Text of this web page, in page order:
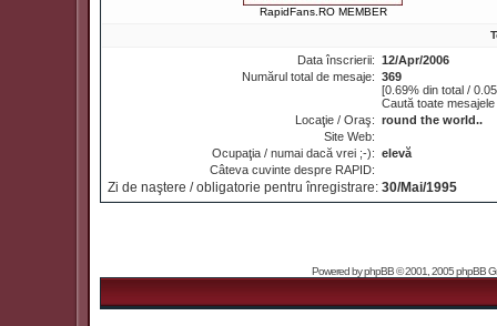
RapidFans.RO MEMBER
Data înscrierii: 12/Apr/2006
Numărul total de mesaje: 369
[0.69% din total /
Caută toate
Locaţie / Oraş: round the world..
Site Web:
Ocupaţia / numai dacă vrei ;-): elevă
Câteva cuvinte despre RAPID:
Zi de naştere / obligatorie pentru înregistrare: 30/Mai/1995
Powered byphpBB© 2001, 2005 phpBB